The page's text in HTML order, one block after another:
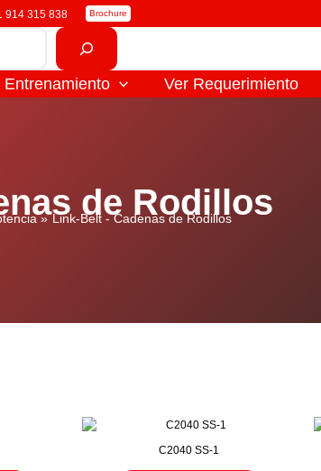
914 315 838 Brochure
Entrenamiento Ver Requerimiento
de Rodillos
Link-Belt - Cadenas de Rodillos
C2040 SS-1